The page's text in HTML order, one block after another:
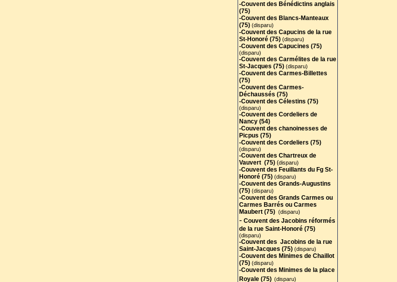
-Couvent des Bénédictins anglais
(75)
-Couvent des Blancs-Manteaux
(75) (disparu)
-Couvent des Capucins de la rue
St-Honoré (75) (disparu)
-Couvent des Capucines (75)
(disparu)
-Couvent des Carmélites de la rue
St-Jacques (75) (disparu)
-Couvent des Carmes-Billettes
(75)
-Couvent des Carmes-
Déchaussés (75)
-Couvent des Célestins (75)
(disparu)
-Couvent des Cordeliers de
Nancy (54)
-Couvent des chanoinesses de
Picpus (75)
-Couvent des Cordeliers (75)
(disparu)
-Couvent des Chartreux de
Vauvert (75) (disparu)
-Couvent des Feuillants du Fg St-
Honoré (75) (disparu)
-Couvent des Grands-Augustins
(75) (disparu)
-Couvent des Grands Carmes ou
Carmes Barrés ou Carmes
Maubert (75) (disparu)
- Couvent des Jacobins réformés
de la rue Saint-Honoré (75)
(disparu)
-Couvent des Jacobins de la rue
Saint-Jacques (75) (disparu)
-Couvent des Minimes de Chaillot
(75) (disparu)
-Couvent des Minimes de la place
Royale (75) (disparu)